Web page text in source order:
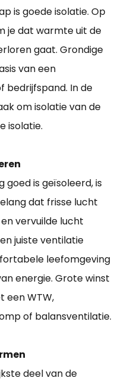
is goede isolatie. Op
je dat warmte uit de
gaat. Grondige
van een
bedrijfspand. In de
om isolatie van de
isolatie.
goed is geïsoleerd, is
dat frisse lucht
vervuilde lucht
juiste ventilatie
leefomgeving
energie. Grote winst
een WTW,
of balansventilatie.
deel van de